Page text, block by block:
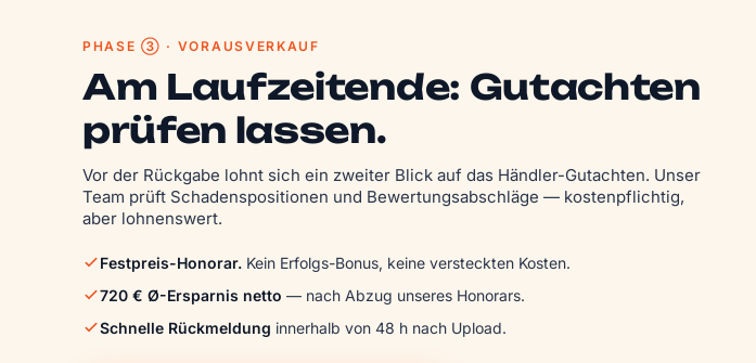
PHASE ③ · VORAUSVERKAUF
Am Laufzeitende: Gutachten
prüfen lassen.
Vor der Rückgabe lohnt sich ein zweiter Blick auf das Händler-Gutachten. Unser
Team prüft Schadens­positionen und Bewertungs­abschläge — kostenpflichtig,
aber lohnenswert.
Festpreis-Honorar. Kein Erfolgs-Bonus, keine versteckten Kosten.
720 € Ø-Ersparnis netto — nach Abzug unseres Honorars.
Schnelle Rückmeldung innerhalb von 48 h nach Upload.